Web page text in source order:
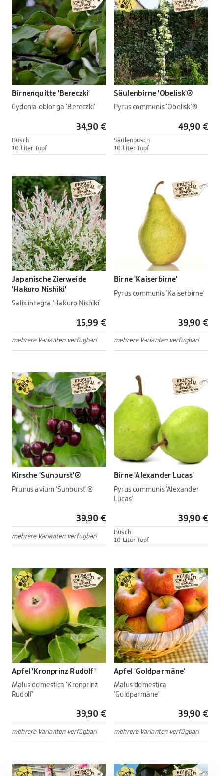
Birnenquitte 'Bereczki'
Cydonia oblonga 'Bereczki'
34,90 €
Busch
10 Liter Topf
Säulenbirne 'Obelisk'®
Pyrus communis 'Obelisk'®
49,90 €
Säulenbusch
10 Liter Topf
Japanische Zierweide
'Hakuro Nishiki'
Salix integra 'Hakuro Nishiki'
15,99 €
mehrere Varianten verfügbar!
Birne 'Kaiserbirne'
Pyrus communis 'Kaiserbirne'
39,90 €
mehrere Varianten verfügbar!
Kirsche 'Sunburst'®
Prunus avium 'Sunburst'®
39,90 €
mehrere Varianten verfügbar!
Birne 'Alexander Lucas'
Pyrus communis 'Alexander
Lucas'
39,90 €
Busch
10 Liter Topf
Apfel 'Kronprinz Rudolf'
Malus domestica 'Kronprinz
Rudolf'
39,90 €
mehrere Varianten verfügbar!
Apfel 'Goldparmäne'
Malus domestica
'Goldparmäne'
39,90 €
mehrere Varianten verfügbar!